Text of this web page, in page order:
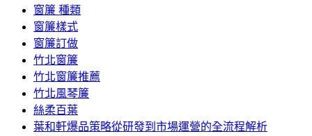
窗簾 種類
窗簾樣式
窗簾訂做
竹北窗簾
竹北窗簾推薦
竹北風琴簾
絲柔百葉
葉和軒爆品策略從研發到市場運營的全流程解析